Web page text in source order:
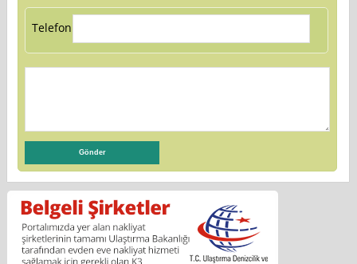
Telefon: